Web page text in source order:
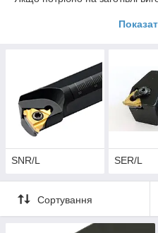
інструментів, що виконують
з різним градусом при основі
Для нарізування різьби на
заготовки використовуються
спеціальної форми. Вони
кутом підйому 1,5 градуса. Їх
пластина має абсолютно
відмінну якість.
різьби
внутрішній поверхні,
SNR/L SER/L
Сортування